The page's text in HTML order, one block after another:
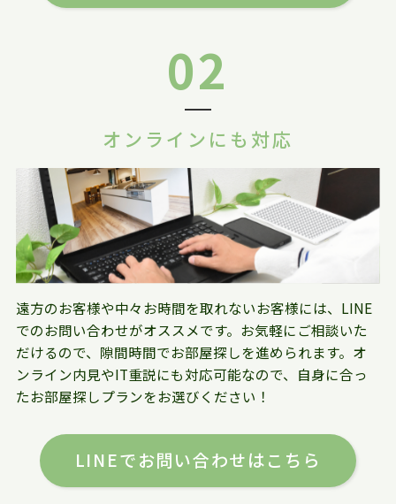
02
オンラインにも対応
遠方のお客様や中々お時間を取れないお客様には、LINE
でのお問い合わせがオススメです。お気軽にご相談いた
だけるので、隙間時間でお部屋探しを進められます。オ
ンライン内見やIT重説にも対応可能なので、自身に合っ
たお部屋探しプランをお選びください！
LINEでお問い合わせはこちら